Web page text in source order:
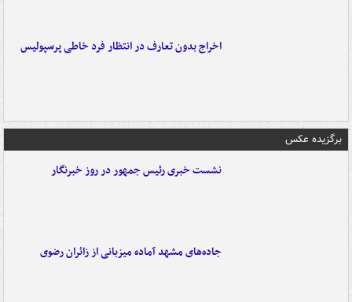
اخراج بدون تعارف در انتظار فرد خاطی پرسپولیس
برگزیده عکس
نشست خبری رئیس جمهور در روز خبرنگار
جاده‌های مشهد آماده میزبانی از زائران رضوی